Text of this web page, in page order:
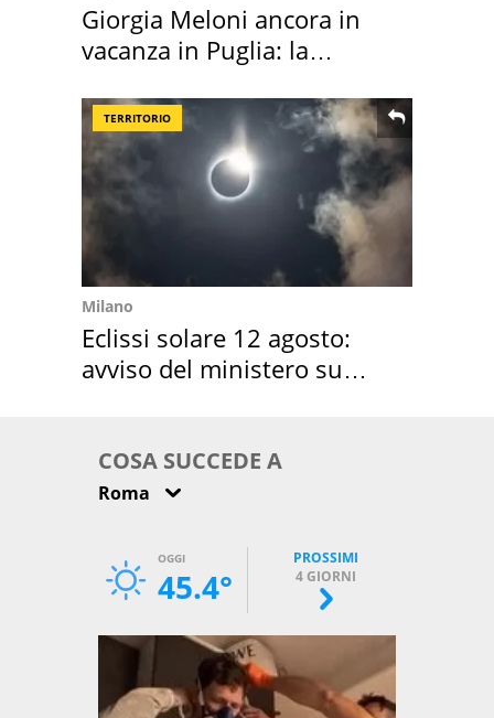
Giorgia Meloni ancora in
vacanza in Puglia: la
TERRITORIO
Milano
Eclissi solare 12 agosto:
avviso del ministero su